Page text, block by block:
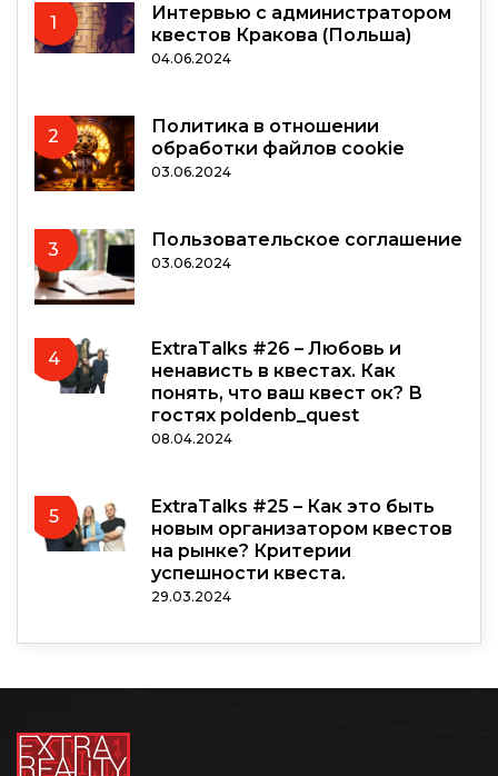
1
Интервью с администратором
квестов Кракова (Польша)
04.06.2024
2
Политика в отношении
обработки файлов cookie
03.06.2024
3 Пользовательское соглашение
03.06.2024
4
ExtraTalks #26 – Любовь и
ненависть в квестах. Как
понять, что ваш квест ок? В
гостях poldenb_quest
08.04.2024
5
ExtraTalks #25 – Как это быть
новым организатором квестов
на рынке? Критерии
успешности квеста.
29.03.2024